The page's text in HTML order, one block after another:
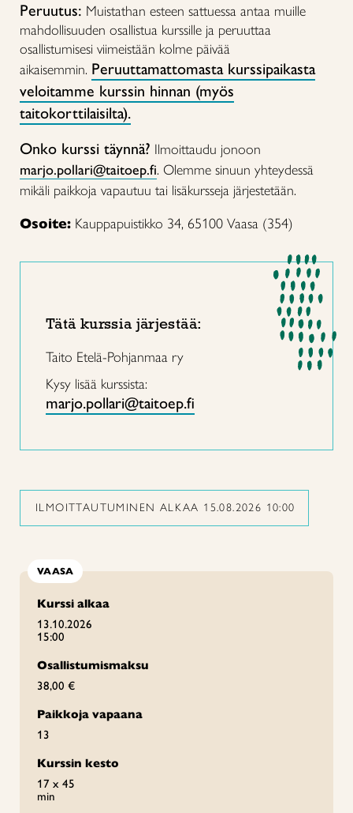
Peruutus: Muistathan esteen sattuessa antaa muille
mahdollisuuden osallistua kurssille ja peruuttaa
osallistumisesi viimeistään kolme päivää
aikaisemmin. Peruuttamattomasta kurssipaikasta
veloitamme kurssin hinnan (myös
taitokorttilaisilta).
Onko kurssi täynnä? Ilmoittaudu jonoon
marjo.pollari@taitoep.fi. Olemme sinuun yhteydessä
mikäli paikkoja vapautuu tai lisäkursseja järjestetään.
Osoite: Kauppapuistikko 34, 65100 Vaasa (354)
Tätä kurssia järjestää:
Taito Etelä-Pohjanmaa ry
Kysy lisää kurssista:
marjo.pollari@taitoep.fi
ILMOITTAUTUMINEN ALKAA 15.08.2026 10:00
VAASA
Kurssi alkaa
13.10.2026
15:00
Osallistumismaksu
38,00 €
Paikkoja vapaana
13
Kurssin kesto
17 x 45
min